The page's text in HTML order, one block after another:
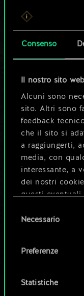
Consenso
Il nostro sito
Alcuni sono
sito. Altri sono
feedback
che il sito si
a raggiungerti,
media, con
interessante, a
dei nostri
questi eventuali
Tutti i dettagli
disponibili nel
delNecessario
Preferenze
Statistiche
Per
Ma
Dai un
guida
Esplora